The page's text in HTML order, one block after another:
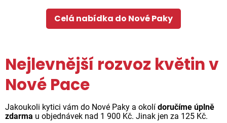
Celá nabídka do Nové Paky
Nejlevnější rozvoz květin v
Nové Pace
Jakoukoli kytici vám do Nové Paky a okolí doručíme úplně
zdarma u objednávek nad 1 900 Kč. Jinak jen za 125 Kč.